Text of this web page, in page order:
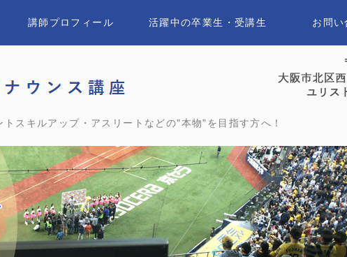
ユウセイスポーツ
スキルアップ・アスリートなどの"本物"を目指す方へ！
講師プロフィール 活躍中の卒業生・受講生 お問い